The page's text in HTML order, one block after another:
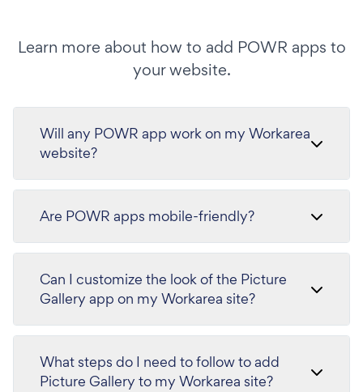
Learn more about how to add POWR apps to
your website.
Will any POWR app work on my Workarea
website?
Are POWR apps mobile-friendly?
Can I customize the look of the Picture
Gallery app on my Workarea site?
What steps do I need to follow to add
Picture Gallery to my Workarea site?